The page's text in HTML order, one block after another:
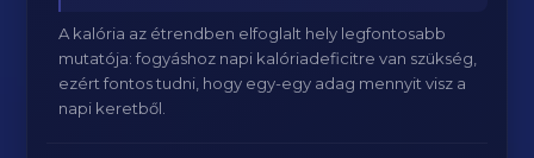
A kalória az étrendben elfoglalt hely legfontosabb
mutatója: fogyáshoz napi kalóriadeficitre van szükség,
ezért fontos tudni, hogy egy-egy adag mennyit visz a
napi keretből.